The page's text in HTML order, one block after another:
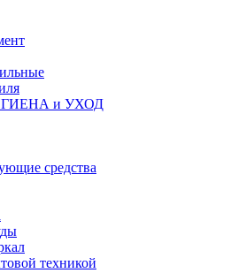
и УХОД
средства
техникой